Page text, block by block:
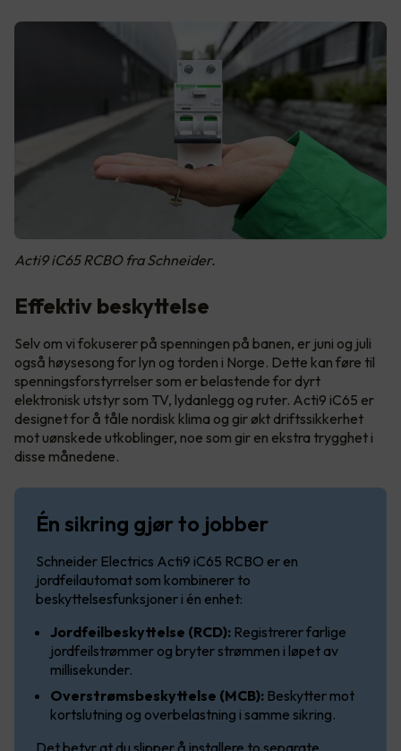
Acti9 iC65 RCBO fra Schneider.
Effektiv beskyttelse
Selv om vi fokuserer på spenningen på banen, er juni og juli
også høysesong for lyn og torden i Norge. Dette kan føre til
spenningsforstyrrelser som er belastende for dyrt
elektronisk utstyr som TV, lydanlegg og ruter. Acti9 iC65 er
designet for å tåle nordisk klima og gir økt driftssikkerhet
mot uønskede utkoblinger, noe som gir en ekstra trygghet i
disse månedene.
Én sikring gjør to jobber
Schneider Electrics Acti9 iC65 RCBO er en
jordfeilautomat som kombinerer to
beskyttelsesfunksjoner i én enhet:
Jordfeilbeskyttelse (RCD): Registrerer farlige
jordfeilstrømmer og bryter strømmen i løpet av
millisekunder.
Overstrømsbeskyttelse (MCB): Beskytter mot
kortslutning og overbelastning i samme sikring.
Det betyr at du slipper å installere to separate